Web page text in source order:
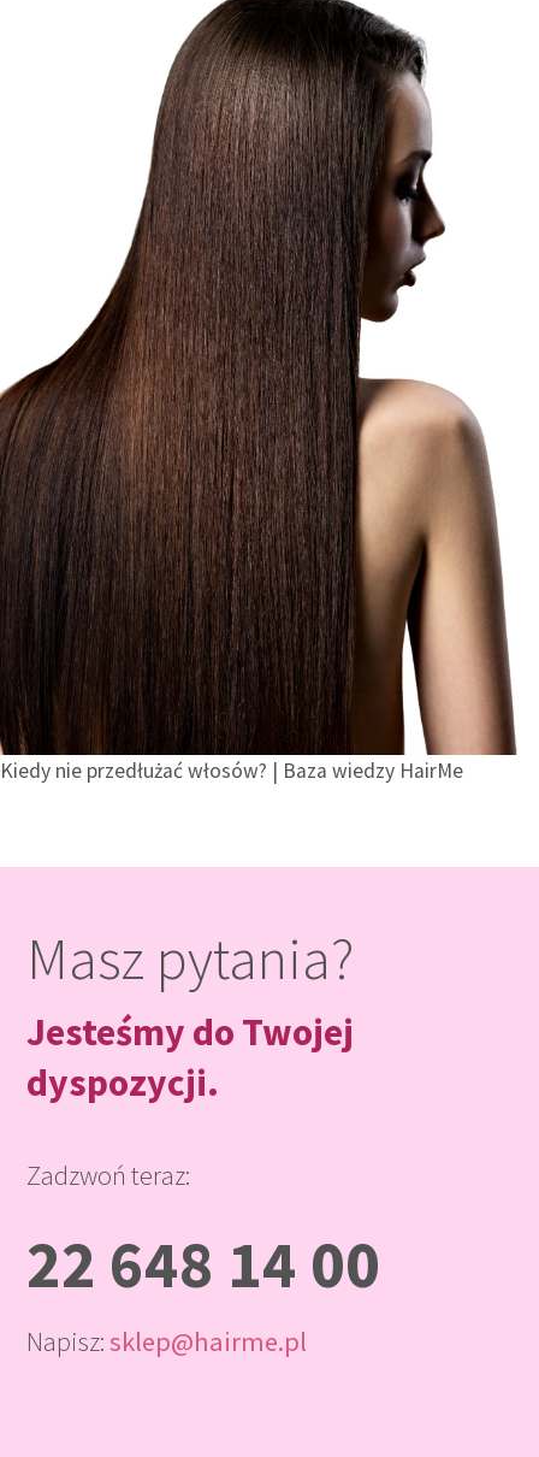
Kiedy nie przedłużać włosów? | Baza wiedzy HairMe
Masz pytania?
Jesteśmy do Twojej
dyspozycji.
Zadzwoń teraz:
22 648 14 00
Napisz:sklep@hairme.pl